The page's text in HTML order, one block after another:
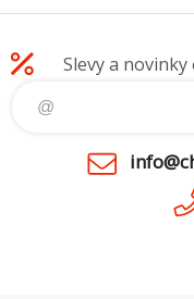
TRIXIE
Slevy a novinky